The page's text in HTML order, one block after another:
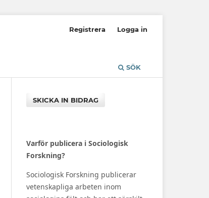
SÖK
Registrera Logga in
SKICKA IN BIDRAG
Varför publicera i Sociologisk
Forskning?
Sociologisk Forskning publicerar
vetenskapliga arbeten inom